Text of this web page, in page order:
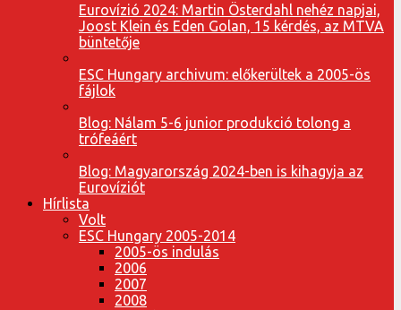
Eurovízió 2024: Martin Österdahl nehéz napjai,
Joost Klein és Eden Golan, 15 kérdés, az MTVA
büntetője
ESC Hungary archivum: előkerültek a 2005-ös
fájlok
Blog: Nálam 5-6 junior produkció tolong a
trófeáért
Blog: Magyarország 2024-ben is kihagyja az
Eurovíziót
Hírlista
Volt
ESC Hungary 2005-2014
2005-ös indulás
2006
2007
2008